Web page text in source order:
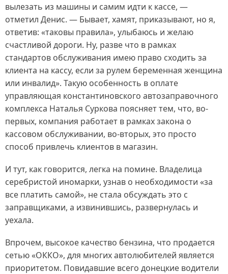
вылезать из машины и самим идти к кассе, —
отметил Денис. — Бывает, хамят, приказывают, но я,
ответив: «таковы правила», улыбаюсь и желаю
счастливой дороги. Ну, разве что в рамках
стандартов обслуживания имею право сходить за
клиента на кассу, если за рулем беременная женщина
или инвалид». Такую особенность в оплате
управляющая константиновского автозаправочного
комплекса Наталья Суркова поясняет тем, что, во-
первых, компания работает в рамках закона о
кассовом обслуживании, во-вторых, это просто
способ привлечь клиентов в магазин.
И тут, как говорится, легка на помине. Владелица
серебристой иномарки, узнав о необходимости «за
все платить самой», не стала обсуждать это с
заправщиками, а извинившись, развернулась и
уехала.
Впрочем, высокое качество бензина, что продается
сетью «ОККО», для многих автолюбителей является
приоритетом. Повидавшие всего донецкие водители